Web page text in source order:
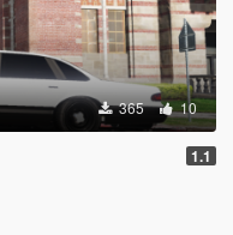
365 10
1.1